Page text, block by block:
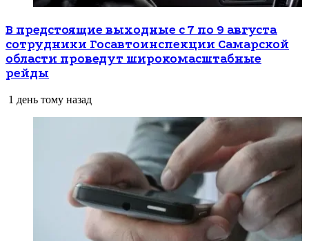
В предстоящие выходные с 7 по 9 августа
сотрудники Госавтоинспекции Самарской
области проведут широкомасштабные
рейды
1 день тому назад